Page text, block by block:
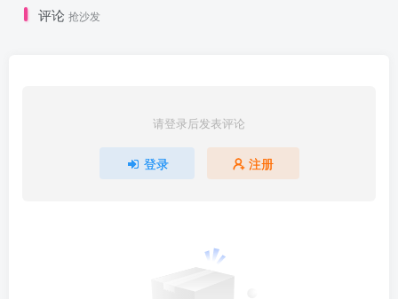
评论 抢沙发
请登录后发表评论
登录 注册